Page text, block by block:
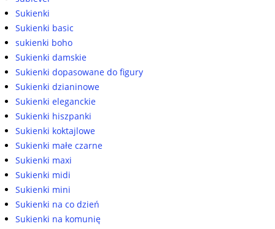
Sukienki
Sukienki basic
sukienki boho
Sukienki damskie
Sukienki dopasowane do figury
Sukienki dzianinowe
Sukienki eleganckie
Sukienki hiszpanki
Sukienki koktajlowe
Sukienki małe czarne
Sukienki maxi
Sukienki midi
Sukienki mini
Sukienki na co dzień
Sukienki na komunię